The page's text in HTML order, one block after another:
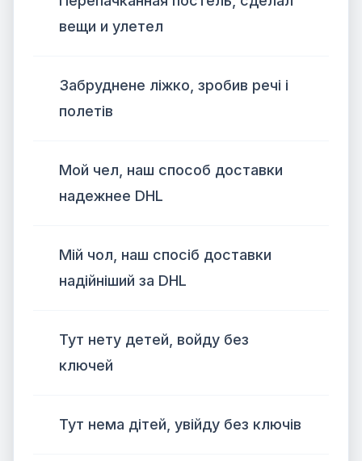
вещи и улетел
Забруднене ліжко, зробив речі і
полетів
Мой чел, наш способ доставки
надежнее DHL
Мій чол, наш спосіб доставки
надійніший за DHL
Тут нету детей, войду без
ключей
Тут нема дітей, увійду без ключів